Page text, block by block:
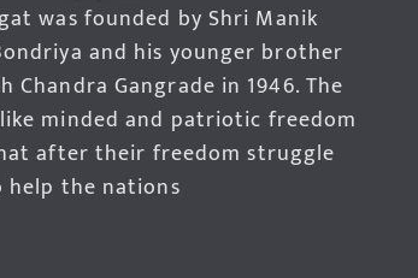
was founded by Shri Manik
and his younger brother
Chandra Gangrade in 1946. The
minded and patriotic freedom
after their freedom struggle
the nations